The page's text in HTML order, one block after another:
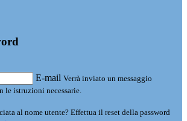
E-mail Verrà inviato un messaggio
istruzioni necessarie.
al nome utente? Effettua il reset della password